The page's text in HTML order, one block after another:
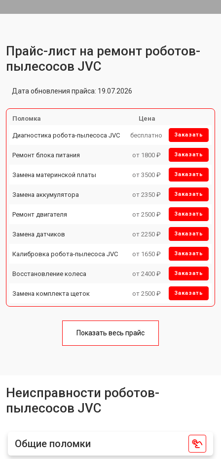
Прайс-лист на ремонт роботов-
пылесосов JVC
Дата обновления прайса: 19.07.2026
Поломка Цена
Диагностика робота-пылесоса JVC бесплатно Заказать
Ремонт блока питания от 1800 ₽ Заказать
Замена материнской платы от 3500 ₽ Заказать
Замена аккумулятора от 2350 ₽ Заказать
Ремонт двигателя от 2500 ₽ Заказать
Замена датчиков от 2250 ₽ Заказать
Калибровка робота-пылесоса JVC от 1650 ₽ Заказать
Восстановление колеса от 2400 ₽ Заказать
Замена комплекта щеток от 2500 ₽ Заказать
Показать весь прайс
Неисправности роботов-
пылесосов JVC
Общие поломки